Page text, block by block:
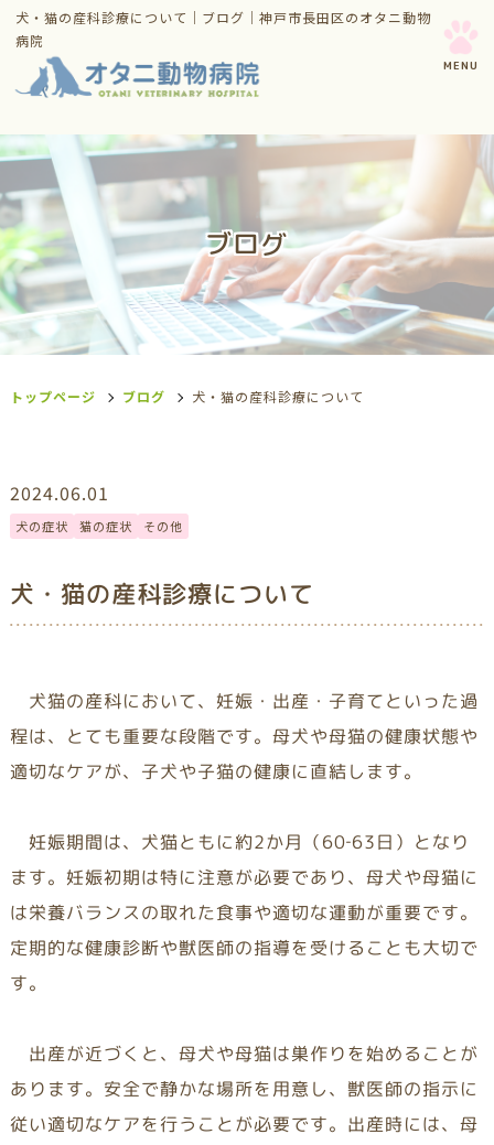
犬・猫の産科診療について｜ブログ｜神戸市長田区のオタニ動物
病院
ブログ
トップページ ブログ 犬・猫の産科診療について
2024.06.01
犬の症状 猫の症状 その他
犬・猫の産科診療について
犬猫の産科において、妊娠・出産・子育てといった過
程は、とても重要な段階です。母犬や母猫の健康状態や
適切なケアが、子犬や子猫の健康に直結します。
妊娠期間は、犬猫ともに約2か月（60‐63日）となり
ます。妊娠初期は特に注意が必要であり、母犬や母猫に
は栄養バランスの取れた食事や適切な運動が重要です。
定期的な健康診断や獣医師の指導を受けることも大切で
す。
出産が近づくと、母犬や母猫は巣作りを始めることが
あります。安全で静かな場所を用意し、獣医師の指示に
従い適切なケアを行うことが必要です。出産時には、母